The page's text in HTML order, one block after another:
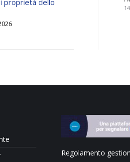
proprietà dello
Regolamento